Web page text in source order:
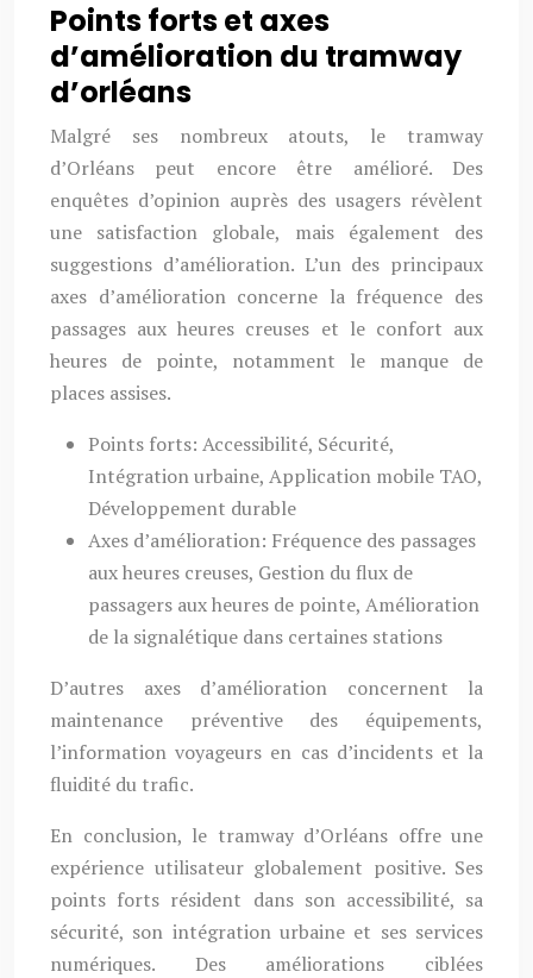
Points forts et axes
d’amélioration du tramway
d’orléans
Malgré ses nombreux atouts, le tramway
d’Orléans peut encore être amélioré. Des
enquêtes d’opinion auprès des usagers révèlent
une satisfaction globale, mais également des
suggestions d’amélioration. L’un des principaux
axes d’amélioration concerne la fréquence des
passages aux heures creuses et le confort aux
heures de pointe, notamment le manque de
places assises.
Points forts: Accessibilité, Sécurité,
Intégration urbaine, Application mobile TAO,
Développement durable
Axes d’amélioration: Fréquence des passages
aux heures creuses, Gestion du flux de
passagers aux heures de pointe, Amélioration
de la signalétique dans certaines stations
D’autres axes d’amélioration concernent la
maintenance préventive des équipements,
l’information voyageurs en cas d’incidents et la
fluidité du trafic.
En conclusion, le tramway d’Orléans offre une
expérience utilisateur globalement positive. Ses
points forts résident dans son accessibilité, sa
sécurité, son intégration urbaine et ses services
numériques. Des améliorations ciblées